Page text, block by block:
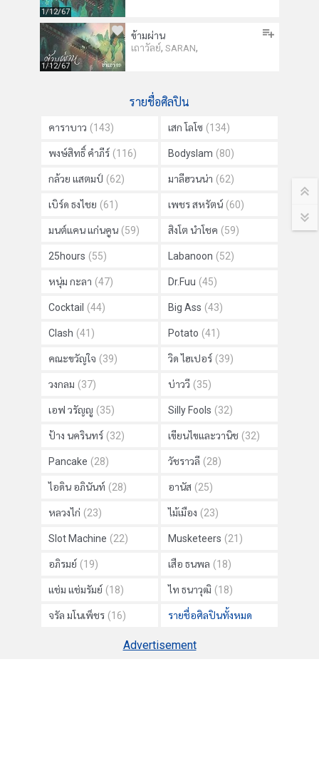
1/12/67
ข้ามผ่าน
เถาวัลย์, SARAN,
1/12/67
รายชื่อศิลปิน
คาราบาว (143) เสก โลโซ (134)
พงษ์สิทธิ์ คำภีร์ (116) Bodyslam (80)
กล้วย แสตมป์ (62) มาลีฮวนน่า (62)
เบิร์ด ธงไชย (61) เพชร สหรัตน์ (60)
มนต์แคน แก่นคูน (59) สิงโต นำโชค (59)
25hours (55) Labanoon (52)
หนุ่ม กะลา (47) Dr.Fuu (45)
Cocktail (44) Big Ass (43)
Clash (41) Potato (41)
คณะขวัญใจ (39) วิด ไฮเปอร์ (39)
วงกลม (37) บ่าววี (35)
เอฟ วรัญญู (35) Silly Fools (32)
ป้าง นครินทร์ (32) เขียนไขและวานิช (32)
Pancake (28) วัชราวลี (28)
ไอดิน อภินันท์ (28) อานัส (25)
หลวงไก่ (23) ไม้เมือง (23)
Slot Machine (22) Musketeers (21)
อภิรมย์ (19) เสือ ธนพล (18)
แช่ม แช่มรัมย์ (18) ไท ธนาวุฒิ (18)
จรัล มโนเพ็ชร (16) รายชื่อศิลปินทั้งหมด
Advertisement